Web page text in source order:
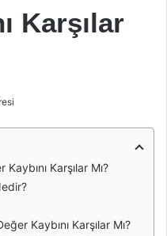
Karşılar
Karşılar Mı?
Kaybını Karşılar Mı?